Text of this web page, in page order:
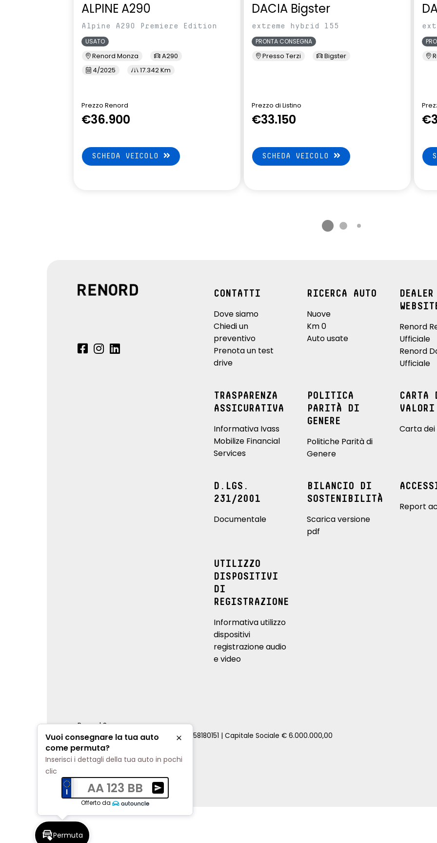
ALPINE A290
Alpine A290 Premiere Edition
USATO
Renord Monza
A290
4/2025
17.342 Km
Prezzo Renord
€36.900
SCHEDA VEICOLO
DACIA Bigster
extreme hybrid 155
PRONTA CONSEGNA
Presso Terzi Bigster
Prezzo di Listino
€33.150
SCHEDA VEICOLO
CONTATTI
Dove siamo
Chiedi un
preventivo
Prenota un test
drive
RICERCA AUTO
Nuove
Km 0
Auto usate
DEALER
Renord
Ufficiale
Renord
Ufficiale
TRASPARENZA
ASSICURATIVA
Informativa Ivass
Mobilize Financial
Services
POLITICA
PARITÀ DI
GENERE
Politiche Parità di
Genere
CARTA
VALORI
Carta dei
D.LGS.
231/2001
Documentale
BILANCIO DI
SOSTENIBILITÀ
Scarica versione
pdf
Report
UTILIZZO
DISPOSITIVI
DI
REGISTRAZIONE
Informativa utilizzo
dispositivi
registrazione audio
e video
Renord S.p.a.
REA Milano 810796 | P.IVA e C.F. 00858180151 | Capitale Sociale € 6.000.000,00
Cookie Policy
Privacy Policy
Impostazioni di tracciamento
Permuta
Vuoi consegnare la tua auto
come permuta?
Chiudi
Inserisci i dettagli della tua auto in pochi
clic
AA 123 BB
Ricevi una valutazione della tua auto senza impegno
Offerto da